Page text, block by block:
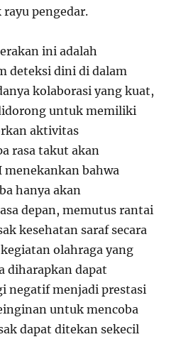
pengedar.
ini adalah
deteksi dini di dalam
kolaborasi yang kuat,
untuk memiliki
aktivitas
rasa takut akan
menekankan bahwa
hanya akan
depan, memutus rantai
kesehatan saraf secara
olahraga yang
diharapkan dapat
negatif menjadi prestasi
untuk mencoba
dapat ditekan sekecil